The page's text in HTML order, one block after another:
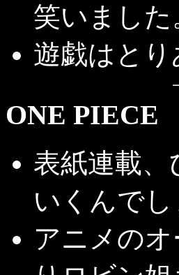
笑いまし
遊戯はと
ONE PIECE
表紙連載
いくんでし
アニメの